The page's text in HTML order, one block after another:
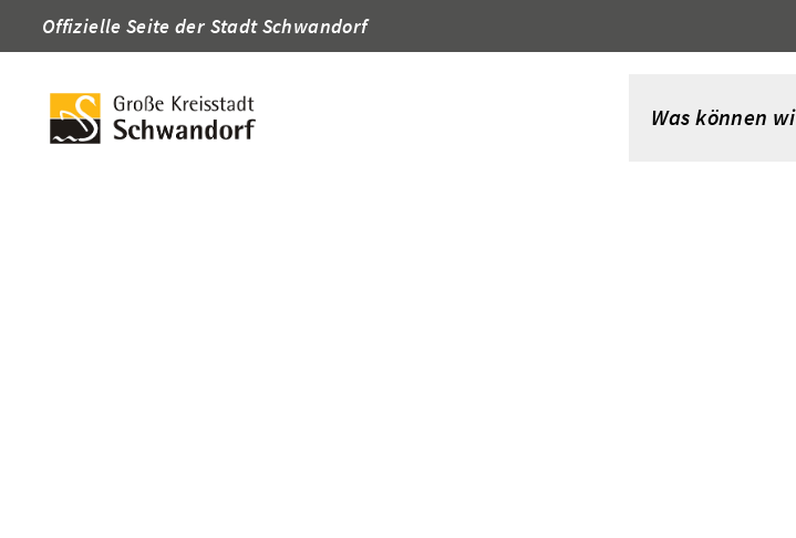
Offizielle Seite der Stadt Schwandorf